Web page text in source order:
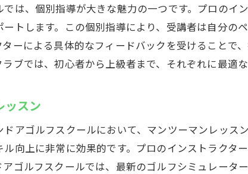
は、個別指導が大きな魅力の一つです。プロのイ
トします。この個別指導により、受講者は自分の
ーによる具体的なフィードバックを受けることで
ブでは、初心者から上級者まで、それぞれに最適
ッスン
アゴルフスクールにおいて、マンツーマンレッス
向上に非常に効果的です。プロのインストラクタ
ゴルフスクールでは、最新のゴルフシミュレータ